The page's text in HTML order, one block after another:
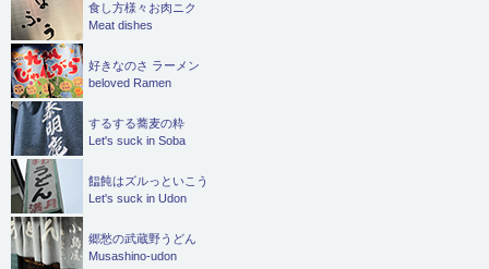
食し方様々お肉ニク
Meat dishes
好きなのさ ラーメン
beloved Ramen
するする蕎麦の粋
Let's suck in Soba
饂飩はズルっといこう
Let's suck in Udon
郷愁の武蔵野うどん
Musashino-udon